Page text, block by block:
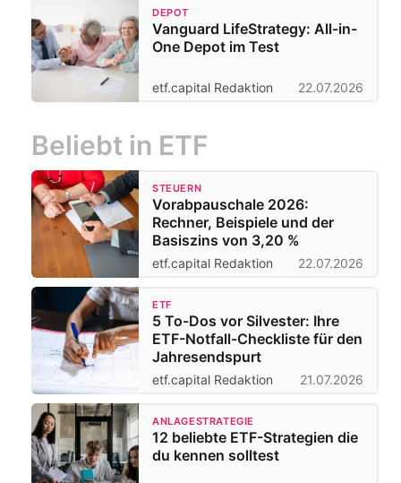
DEPOT
Vanguard LifeStrategy: All-in-
One Depot im Test
etf.capital Redaktion 22.07.2026
Beliebt in ETF
STEUERN
Vorabpauschale 2026:
Rechner, Beispiele und der
Basiszins von 3,20 %
etf.capital Redaktion 22.07.2026
ETF
5 To-Dos vor Silvester: Ihre
ETF-Notfall-Checkliste für den
Jahresendspurt
etf.capital Redaktion 21.07.2026
ANLAGESTRATEGIE
12 beliebte ETF-Strategien die
du kennen solltest